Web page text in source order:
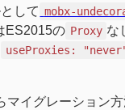
して mobx-
ES2015の Proxy な
useProxies:
マイグレーション